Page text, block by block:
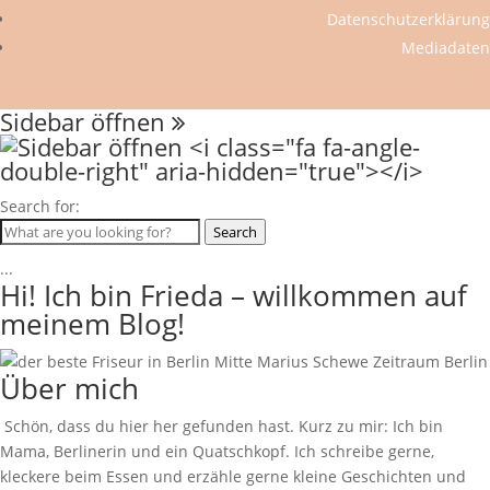
Datenschutzerklärung
Mediadaten
Sidebar öffnen
Search for:
Search
...
Hi! Ich bin Frieda – willkommen auf
meinem Blog!
Über mich
Schön, dass du hier her gefunden hast. Kurz zu mir: Ich bin
Mama, Berlinerin und ein Quatschkopf. Ich schreibe gerne,
kleckere beim Essen und erzähle gerne kleine Geschichten und